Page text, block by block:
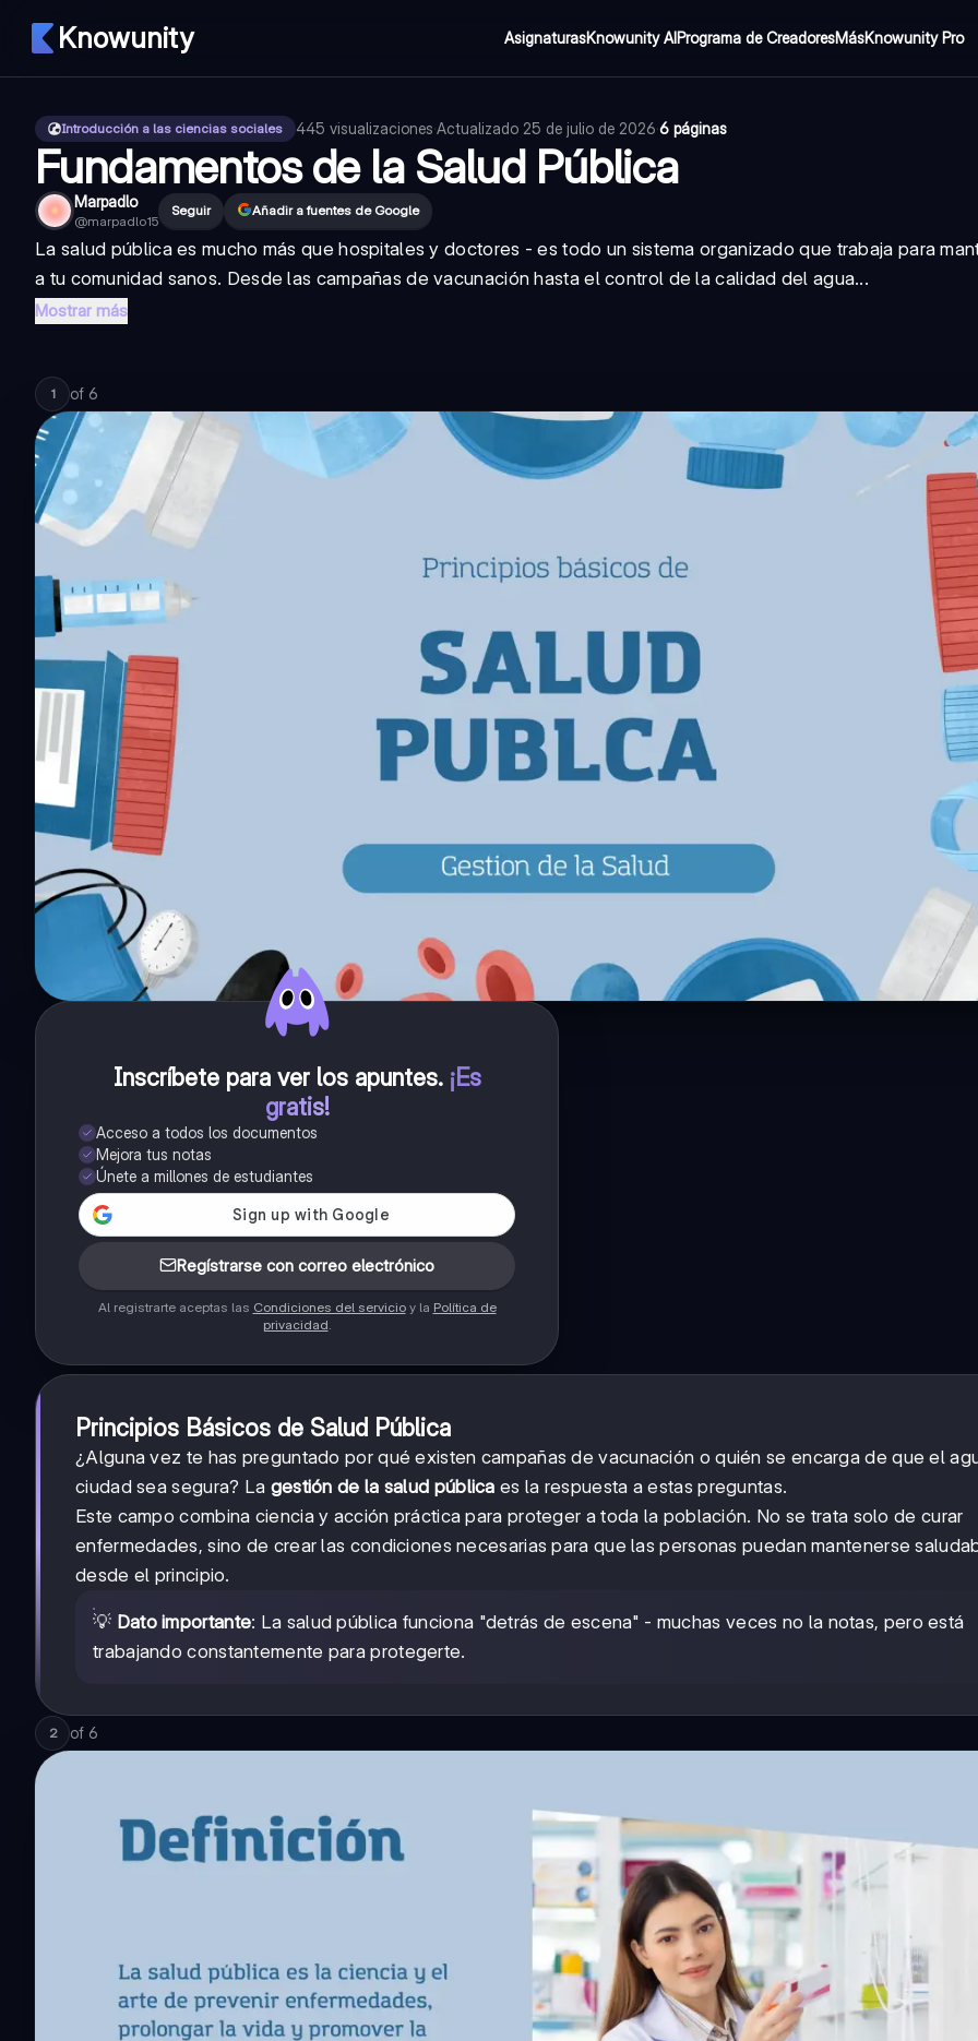
Knowunity AsignaturasKnowunity AIPrograma de CreadoresMásKnowunity Pro
Introducción a las ciencias sociales 445 visualizaciones·Actualizado 25 de julio de 2026·6 páginas
Fundamentos de la Salud Pública
Marpadlo
@marpadlo15
Seguir Añadir a fuentes de Google
La salud pública es mucho más que hospitales y doctores - es todo un sistema organizado que trabaja para
a tu comunidad sanos. Desde las campañas de vacunación hasta el control de la calidad del agua...
Mostrar más
1 of 6
Inscríbete para ver los apuntes. ¡Es
gratis!
Acceso a todos los documentos
Mejora tus notas
Únete a millones de estudiantes
Regístrarse con correo electrónico
Al registrarte aceptas las Condiciones del servicioy la Política de
privacidad.
Principios Básicos de Salud Pública
¿Alguna vez te has preguntado por qué existen campañas de vacunación o quién se encarga de que el
ciudad sea segura? La gestión de la salud pública es la respuesta a estas preguntas.
Este campo combina ciencia y acción práctica para proteger a toda la población. No se trata solo de curar
enfermedades, sino de crear las condiciones necesarias para que las personas puedan mantenerse
desde el principio.
💡 Dato importante: La salud pública funciona "detrás de escena" - muchas veces no la notas, pero está
trabajando constantemente para protegerte.
2 of 6